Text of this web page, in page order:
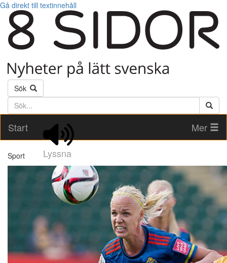
Gå direkt till textinnehåll
Sök
Söktext
Start
Lyssna
Mer
Sport